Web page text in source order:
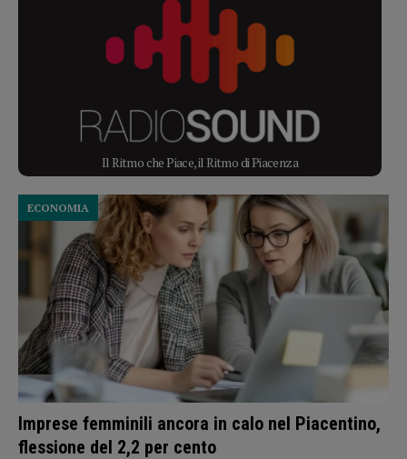
Il Ritmo che Piace, il Ritmo di Piacenza
Imprese femminili ancora in calo nel Piacentino,
flessione del 2,2 per cento
ECONOMIA